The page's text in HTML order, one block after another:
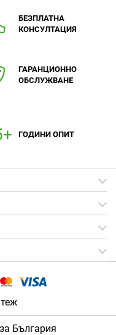
БЕЗПЛАТНА
КОНСУЛТАЦИЯ
ГАРАНЦИОННО
ОБСЛУЖВАНЕ
ГОДИНИ ОПИТ
България